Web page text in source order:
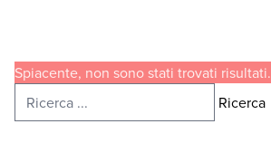
Spiacente, non sono stati trovati risultati.
Ricerca per:
Ricerca